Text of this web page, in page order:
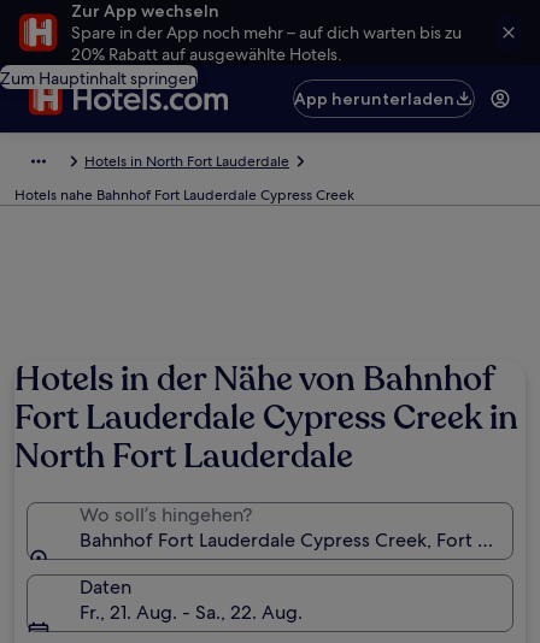
Zur App wechseln
Spare in der App noch mehr – auf dich warten bis zu
20% Rabatt auf ausgewählte Hotels.
Zum Hauptinhalt springen
App herunterladen
Hotels in North Fort Lauderdale
Hotels nahe Bahnhof Fort Lauderdale Cypress Creek
Hotels in der Nähe von Bahnhof
Fort Lauderdale Cypress Creek in
North Fort Lauderdale
Wo soll’s hingehen?
Bahnhof Fort Lauderdale Cypress Creek, Fort
Daten
Fr., 21. Aug. - Sa., 22. Aug.